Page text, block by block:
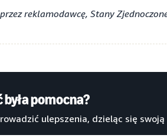
reklamodawcę, Stany
pomocna?
ulepszenia, dzieląc się